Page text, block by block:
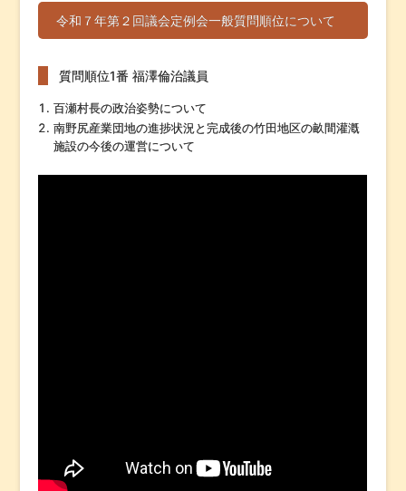
令和７年第２回議会定例会一般質問順位について
質問順位1番 福澤倫治議員
百瀬村長の政治姿勢について
南野尻産業団地の進捗状況と完成後の竹田地区の畝間灌漑
施設の今後の運営について